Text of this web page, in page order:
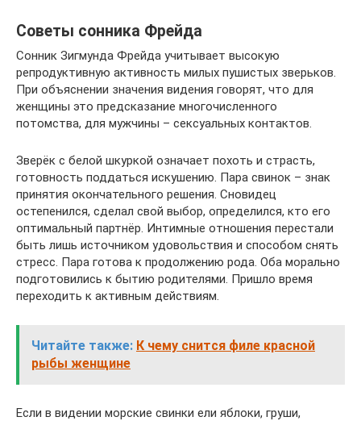
Советы сонника Фрейда
Сонник Зигмунда Фрейда учитывает высокую
репродуктивную активность милых пушистых зверьков.
При объяснении значения видения говорят, что для
женщины это предсказание многочисленного
потомства, для мужчины – сексуальных контактов.
Зверёк с белой шкуркой означает похоть и страсть,
готовность поддаться искушению. Пара свинок – знак
принятия окончательного решения. Сновидец
остепенился, сделал свой выбор, определился, кто его
оптимальный партнёр. Интимные отношения перестали
быть лишь источником удовольствия и способом снять
стресс. Пара готова к продолжению рода. Оба морально
подготовились к бытию родителями. Пришло время
переходить к активным действиям.
Читайте также: К чему снится филе красной
рыбы женщине
Если в видении морские свинки ели яблоки, груши,